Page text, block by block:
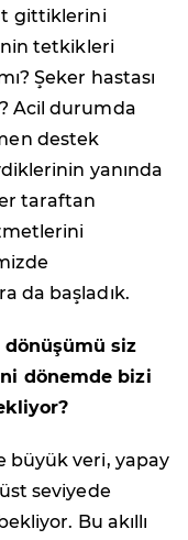
gittiklerini
tetkikleri
Şeker hastası
Acil durumda
destek
yanında
taraftan
da başladık.
dönüşümü siz
dönemde bizi
büyük veri, yapay
seviyede
Bu akıllı